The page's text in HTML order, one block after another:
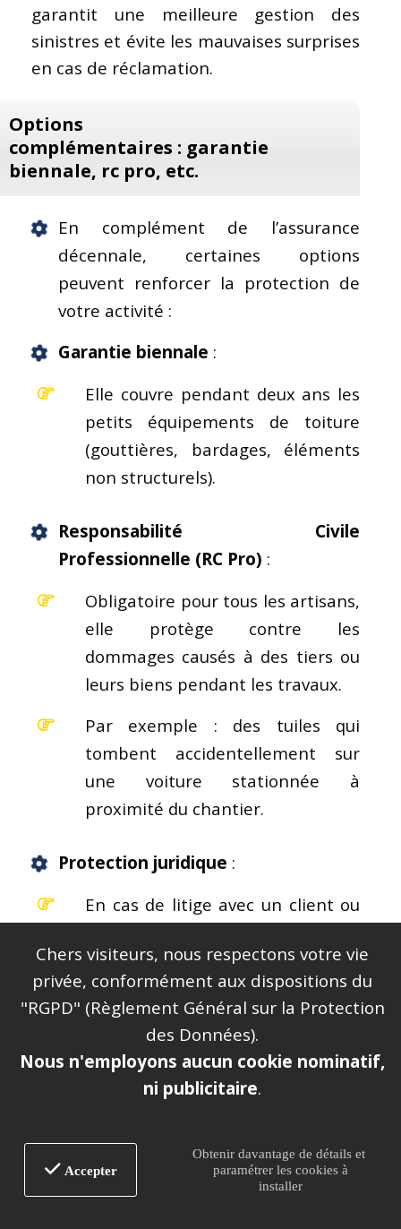
garantit une meilleure gestion des
sinistres et évite les mauvaises surprises
en cas de réclamation.
Options
complémentaires : garantie
biennale, rc pro, etc.
En complément de l’assurance
décennale, certaines options
peuvent renforcer la protection de
votre activité :
Garantie biennale :
Elle couvre pendant deux ans les
petits équipements de toiture
(gouttières, bardages, éléments
non structurels).
Responsabilité Civile
Professionnelle (RC Pro) :
Obligatoire pour tous les artisans,
elle protège contre les
dommages causés à des tiers ou
leurs biens pendant les travaux.
Par exemple : des tuiles qui
tombent accidentellement sur
une voiture stationnée à
proximité du chantier.
Protection juridique :
En cas de litige avec un client ou
facilite l’accès à une assistance
juridique.
Assurance des équipements et
engins:
outils coûteux ou des engins de
levage pour vos chantiers.
Chers visiteurs, nous respectons votre vie
privée, conformément aux dispositions du
"RGPD" (Règlement Général sur la Protection
des Données).
Nous n'employons aucun cookie nominatif,
ni publicitaire.
Accepter
Obtenir davantage de détails et
paramétrer les cookies à
installer